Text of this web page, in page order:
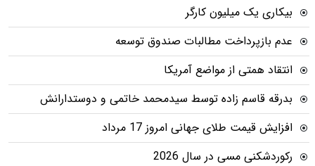
بیکاری یک میلیون کارگر
عدم بازپرداخت مطالبات صندوق توسعه
انتقاد همتی از مواضع آمریکا
بدرقه قاسم زاده توسط سیدمحمد خاتمی و دوستدارانش
افزایش قیمت طلای جهانی امروز 17 مرداد
رکوردشکنی مسی در سال 2026